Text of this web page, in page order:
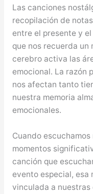
Las canciones
recopilación de
entre el presente y
que nos recuerda
cerebro activa las
emocional. La razón
nos afectan tanto
nuestra memoria
emocionales.
Cuando
momentos
canción que
evento especial,
vinculada a nuestras